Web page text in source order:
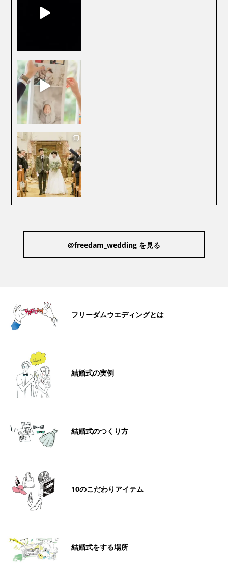
@freedam_wedding を見る
フリーダムウエディングとは
結婚式の実例
結婚式のつくり方
10のこだわりアイテム
結婚式をする場所